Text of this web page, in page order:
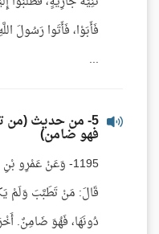
فَأَبَوْا، فَأَتَوا رَسُولَ
...
5- من حديث (من
فهو ضامن)
قَالَ: مَنْ تَطَبَّبَ وَلَمْ
دُونَهَا، فَهُوَ ضَامِنٌ.